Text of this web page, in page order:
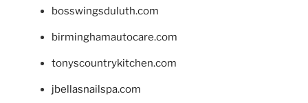
bosswingsduluth.com
birminghamautocare.com
tonyscountrykitchen.com
jbellasnailspa.com